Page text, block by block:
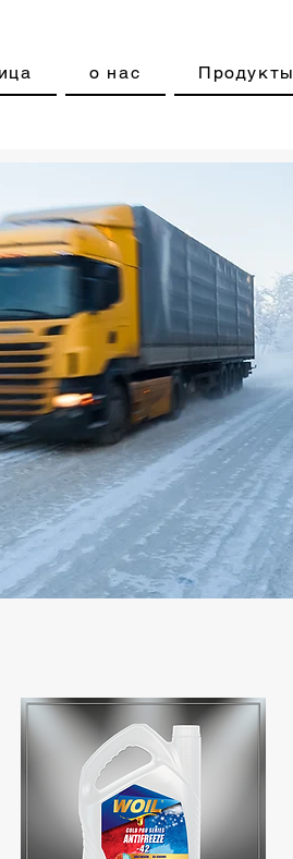
о нас Продукты